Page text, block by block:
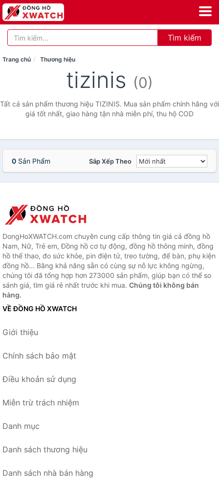
Tìm kiếm
Trang chủ Thương hiệu
tizinis (0)
Tất cả sản phẩm thương hiệu TIZINIS. Mua sản phẩm chính hãng với
giá tốt nhất, giao hàng tận nhà miễn phí, thu hộ COD
0 Sản Phẩm Sắp Xếp Theo
DongHoXWATCH.com chuyên cung cấp thông tin giá cả đồng hồ
Nam, Nữ, Trẻ em, Đồng hồ cơ tự động, đồng hồ thông minh, đồng
hồ thể thao, đo sức khỏe, pin điện tử, treo tường, để bàn, phụ kiện
đồng hồ... Bằng khả năng sẵn có cùng sự nỗ lực không ngừng,
chúng tôi đã tổng hợp hơn 273000 sản phẩm, giúp bạn có thể so
sánh giá, tìm giá rẻ nhất trước khi mua. Chúng tôi không bán
hàng.
VỀ ĐỒNG HỒ XWATCH
Giới thiệu
Chính sách bảo mật
Điều khoản sử dụng
Miễn trừ trách nhiệm
Danh mục
Danh sách thương hiệu
Danh sách nhà bán hàng